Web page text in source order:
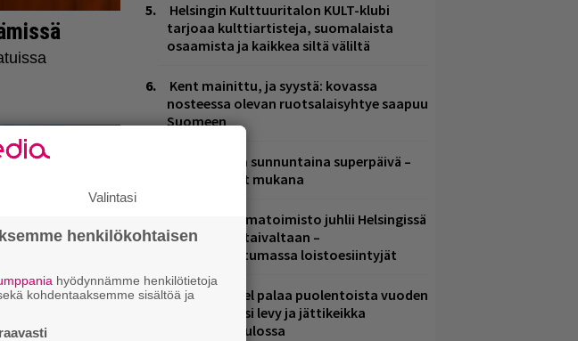
Helsingin Kulttuuritalon KULT-klubi
tarjoaa kulttiartisteja, suomalaista
osaamista ja kaikkea siltä väliltä
Kent mainittu, ja syystä: kovassa
nosteessa olevan ruotsalaisyhtye saapuu
Suomeen
Tampereella sunnuntaina superpäivä –
nämä artistit mukana
Mainio ohjelmatoimisto juhlii Helsingissä
10-vuotista taivaltaan –
ilmaistapahtumassa loistoesiintyjät
Blind Channel palaa puolentoista vuoden
tauolta – uusi levy ja jättikeikka
Helsingissä tulossa
Valintasi
henkilökohtaisen
hyödynnämme henkilötietoja
kohdentaaksemme sisältöä ja